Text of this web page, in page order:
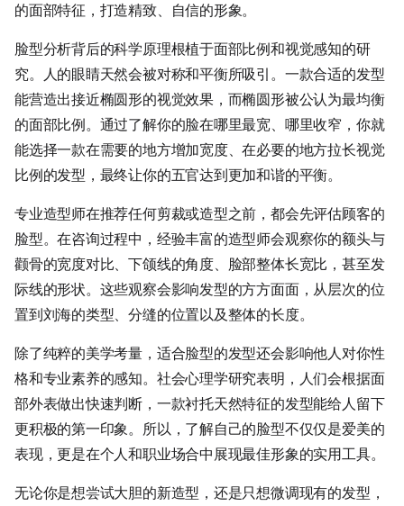
的面部特征，打造精致、自信的形象。
脸型分析背后的科学原理根植于面部比例和视觉感知的研
究。人的眼睛天然会被对称和平衡所吸引。一款合适的发型
能营造出接近椭圆形的视觉效果，而椭圆形被公认为最均衡
的面部比例。通过了解你的脸在哪里最宽、哪里收窄，你就
能选择一款在需要的地方增加宽度、在必要的地方拉长视觉
比例的发型，最终让你的五官达到更加和谐的平衡。
专业造型师在推荐任何剪裁或造型之前，都会先评估顾客的
脸型。在咨询过程中，经验丰富的造型师会观察你的额头与
颧骨的宽度对比、下颌线的角度、脸部整体长宽比，甚至发
际线的形状。这些观察会影响发型的方方面面，从层次的位
置到刘海的类型、分缝的位置以及整体的长度。
除了纯粹的美学考量，适合脸型的发型还会影响他人对你性
格和专业素养的感知。社会心理学研究表明，人们会根据面
部外表做出快速判断，一款衬托天然特征的发型能给人留下
更积极的第一印象。所以，了解自己的脸型不仅仅是爱美的
表现，更是在个人和职业场合中展现最佳形象的实用工具。
无论你是想尝试大胆的新造型，还是只想微调现有的发型，